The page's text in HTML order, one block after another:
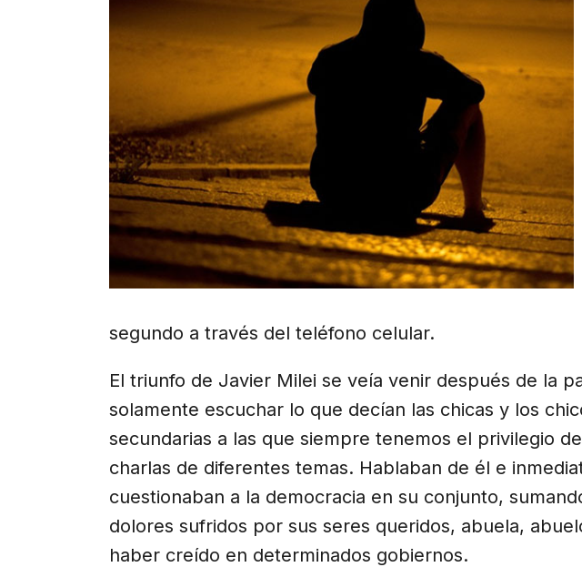
segundo a través del teléfono celular.
El triunfo de Javier Milei se veía venir después de la
solamente escuchar lo que decían las chicas y los
secundarias a las que siempre tenemos el privilegio
charlas de diferentes temas. Hablaban de él e
cuestionaban a la democracia en su conjunto,
dolores sufridos por sus seres queridos, abuela,
haber creído en determinados gobiernos.